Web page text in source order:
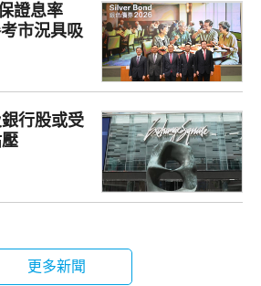
證息率
市況具吸
行股或受
更多新聞